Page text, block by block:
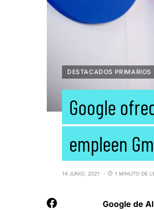
DESTACADOS PRIMARIOS
Google
empleen
14 JUNIO, 2021 1 MINUTO DE
Google de